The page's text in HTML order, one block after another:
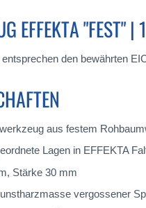
EFFEKTA "FEST"
den bewährten
aus festem
Lagen in EFFEKTA
Stärke 30 mm
vergossener